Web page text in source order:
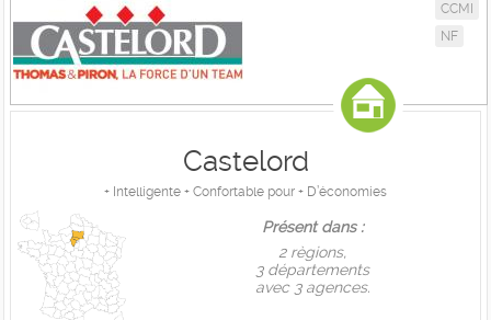
CCMI
NF
Castelord
+ Intelligente + Confortable pour + D’économies
Présent dans :
2 règions,
3 départements
avec 3 agences.